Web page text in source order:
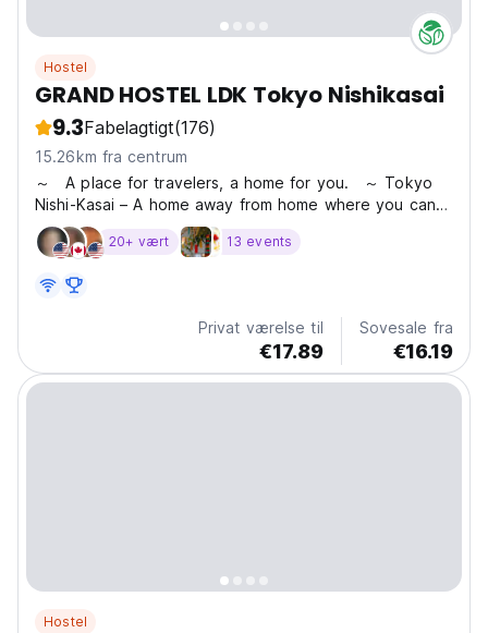
Hostel
GRAND HOSTEL LDK Tokyo Nishikasai
9.3Fabelagtigt(176)
15.26km fra centrum
～ A place for travelers, a home for you. ～ Tokyo
Nishi-Kasai – A home away from home where you can
relax and connect with people from around the world
at 'LDK' for a comfortable stay. Located just a 4-minute
20+ vært 13 events
Privat værelse til
€17.89
Sovesale fra
€16.19
Hostel